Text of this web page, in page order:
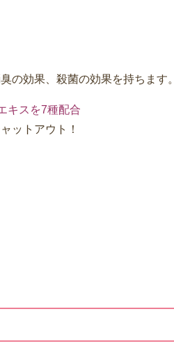
の効果、殺菌の効果を持ちます。
キスを7種配合
ットアウト！